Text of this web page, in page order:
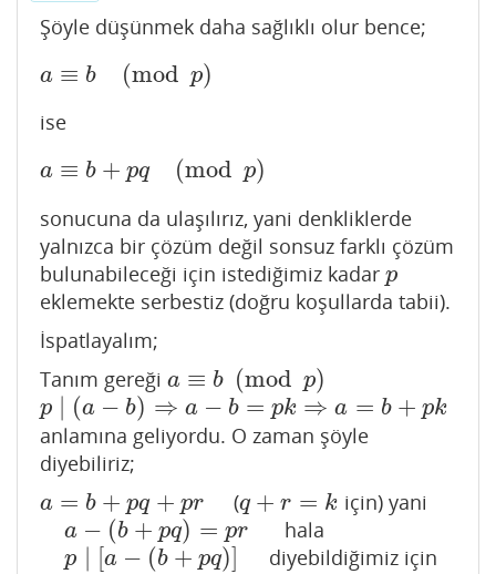
Şöyle düşünmek daha sağlıklı olur bence;
a ≡ b (mod p)
a≡ modp)
ise
a ≡ b + pq (mod p)
a≡b +pq modp)
sonucuna da ulaşılırız, yani denkliklerde
yalnızca bir çözüm değil sonsuz farklı çözüm
bulunabileceği için istediğimiz kadar p
p
eklemekte serbestiz (doğru koşullarda tabii).
İspatlayalım;
Tanım gereği a ≡ b (mod p)
a≡b( modp)
p (a − b) ⇒ a − b = pk ⇒ a = b + pk
p a−b )⇒ a− b=p k⇒a=b +p k
anlamına geliyordu. O zaman şöyle
diyebiliriz;
a = b + pq + pr
a=b+ p q+ pr (q + r = k
q +r=k için) yani
a − (b + pq) = pr
(b +p q)= pr hala
p a − (b + pq)
[a b+ pq ] diyebildiğimiz için